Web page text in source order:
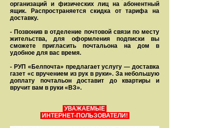
организаций и фи­зи­ческих лиц на абонентный
ящик. Распространяется скидка от тарифа на
доставку.
- Позвонив в отделение почтовой связи по месту
жительства, для оформления подписки вы
сможете пригласить почтальона на дом в
удобное для вас время.
- РУП «Белпочта» предлагает услугу — доставка
газет «с вручением из рук в руки». За небольшую
доплату почтальон доставит до квартиры и
вручит вам в руки «ВЗ».
УВАЖАЕМЫЕ
ИНТЕРНЕТ-ПОЛЬЗОВАТЕЛИ!